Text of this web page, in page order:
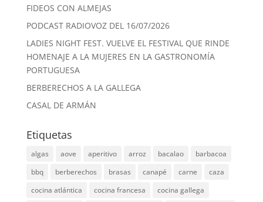
FIDEOS CON ALMEJAS
PODCAST RADIOVOZ DEL 16/07/2026
LADIES NIGHT FEST. VUELVE EL FESTIVAL QUE RINDE
HOMENAJE A LA MUJERES EN LA GASTRONOMÍA
PORTUGUESA
BERBERECHOS A LA GALLEGA
CASAL DE ARMÁN
Etiquetas
algas aove aperitivo arroz bacalao
barbacoa
bbq
berberechos brasas canapé carne
caza
cocina atlántica
cocina francesa
cocina gallega